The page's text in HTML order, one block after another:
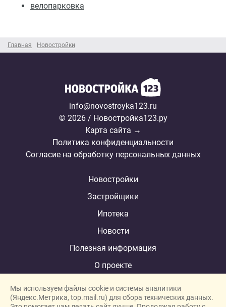
Главная Новостройки
велопарковка
info@novostroyka123.ru
© 2026 / Новостройка123.ру
Карта сайта →
Политика конфиденциальности
Согласие на обработку персональных данных
Новостройки
Застройщики
Ипотека
Новости
Полезная информация
О проекте
Мы используем файлы cookie и системы аналитики
(Яндекс.Метрика, top.mail.ru) для сбора технических данных.